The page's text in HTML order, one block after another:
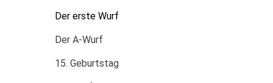
Der erste Wurf
Der A-Wurf
15. Geburtstag